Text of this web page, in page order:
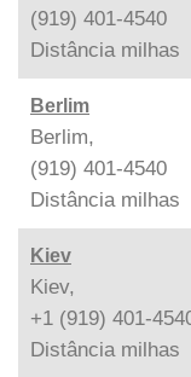
(919) 401-4540
Distância milhas
Berlim
Berlim,
(919) 401-4540
Distância milhas
Kiev
Kiev,
+1 (919) 401-
Distância milhas